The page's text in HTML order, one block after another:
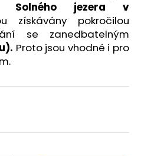
Solného jezera v
získávány pokročilou
se zanedbatelným
Proto jsou vhodné i pro